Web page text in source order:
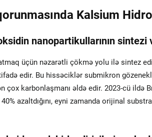
Kalsium
nanopartikullarının sintezi
üçün nəzarətli çökmə yolu ilə sintez
edir. Bu hissəciklər submikron
karbonlaşmanı əldə edir. 2023-cü ildə
azaltdığını, eyni zamanda orijinal